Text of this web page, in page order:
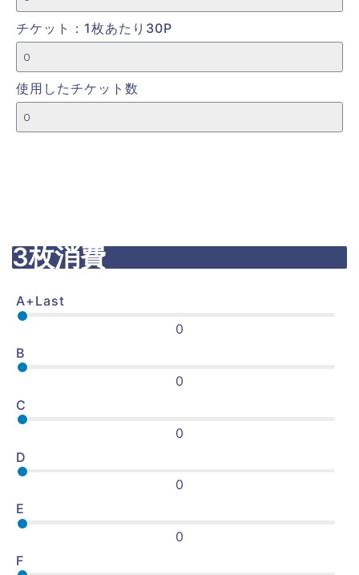
チケット：1枚あたり30P
使用したチケット数
3枚消費
A+Last
0
B
0
C
0
D
0
E
0
F